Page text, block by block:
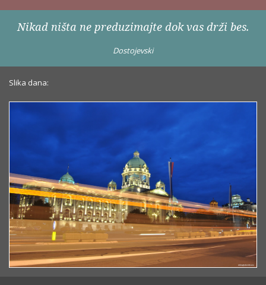
Nikad ništa ne preduzimajte dok vas drži bes.
Dostojevski
Slika dana: